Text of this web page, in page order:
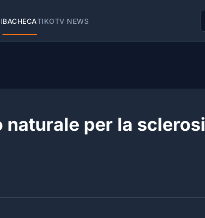
BACHECATIKOTV NEWS
per la sclerosi